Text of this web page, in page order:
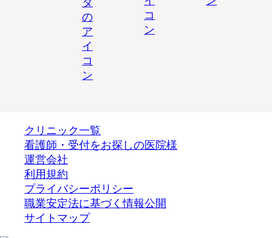
クリニック一覧
看護師・受付をお探しの医院様
運営会社
利用規約
プライバシーポリシー
職業安定法に基づく情報公開
サイトマップ